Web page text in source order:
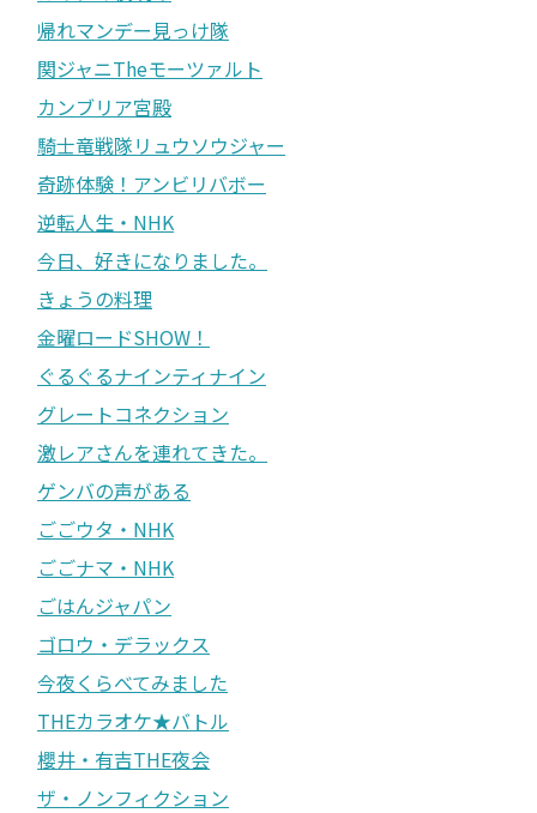
帰れマンデー見っけ隊
関ジャニTheモーツァルト
カンブリア宮殿
騎士竜戦隊リュウソウジャー
奇跡体験！アンビリバボー
逆転人生・NHK
今日、好きになりました。
きょうの料理
金曜ロードSHOW！
ぐるぐるナインティナイン
グレートコネクション
激レアさんを連れてきた。
ゲンバの声がある
ごごウタ・NHK
ごごナマ・NHK
ごはんジャパン
ゴロウ・デラックス
今夜くらべてみました
THEカラオケ★バトル
櫻井・有吉THE夜会
ザ・ノンフィクション